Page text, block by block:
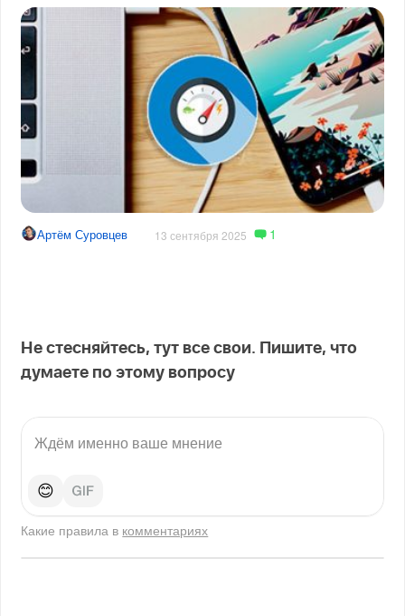
Артём Суровцев 13 сентября 2025 1
Не стесняйтесь, тут все свои. Пишите, что
думаете по этому вопросу
😊
Какие правила в комментариях